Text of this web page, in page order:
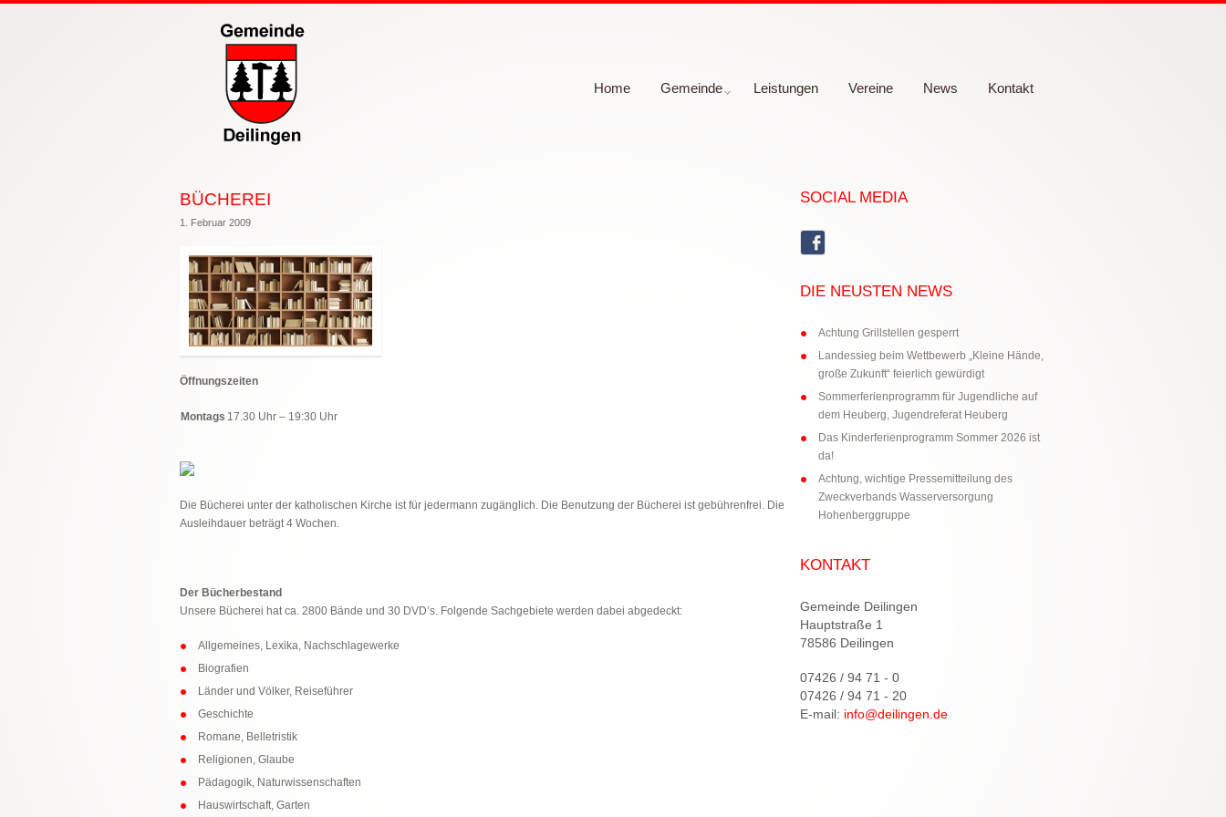
Home Gemeinde Leistungen Vereine News Kontakt
BÜCHEREI
1. Februar 2009
Öffnungszeiten
Montags 17.30 Uhr – 19:30 Uhr
Die Bücherei unter der katholischen Kirche ist für jedermann zugänglich. Die Benutzung der Bücherei ist gebührenfrei. Die
Ausleihdauer beträgt 4 Wochen.
Der Bücherbestand
Unsere Bücherei hat ca. 2800 Bände und 30 DVD’s. Folgende Sachgebiete werden dabei abgedeckt:
Allgemeines, Lexika, Nachschlagewerke
Biografien
Länder und Völker, Reiseführer
Geschichte
Romane, Belletristik
Religionen, Glaube
Pädagogik, Naturwissenschaften
Hauswirtschaft, Garten
SOCIAL MEDIA
DIE NEUSTEN NEWS
Achtung Grillstellen gesperrt
Landessieg beim Wettbewerb „Kleine Hände,
große Zukunft“ feierlich gewürdigt
Sommerferienprogramm für Jugendliche auf
dem Heuberg, Jugendreferat Heuberg
Das Kinderferienprogramm Sommer 2026 ist
da!
Achtung, wichtige Pressemitteilung des
Zweckverbands Wasserversorgung
Hohenberggruppe
KONTAKT
Gemeinde Deilingen
Hauptstraße 1
78586 Deilingen
07426 / 94 71 - 0
07426 / 94 71 - 20
E-mail: info@deilingen.de